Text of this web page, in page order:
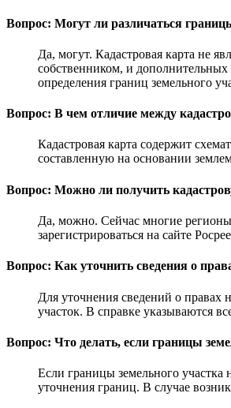
Вопрос: Могут ли различаться
Да, могут. Кадастровая карта не
собственником, и
определения границ земельного
Вопрос: В чем отличие между
Кадастровая карта содержит
составленную на основании
Вопрос: Можно ли получить
Да, можно. Сейчас многие
зарегистрироваться на сайте
Вопрос: Как уточнить сведения о
Для уточнения сведений о правах
участок. В справке указываются
Вопрос: Что делать, если границы
Если границы земельного участка
уточнения границ. В случае